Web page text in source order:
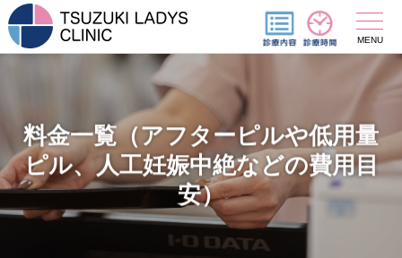
MENU
料金一覧（アフターピルや低用量
ピル、人工妊娠中絶などの費用目
安）